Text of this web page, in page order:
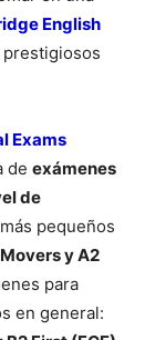
English
prestigiosos
Exams
de exámenes
de
pequeños
Movers yA2
para
en general: